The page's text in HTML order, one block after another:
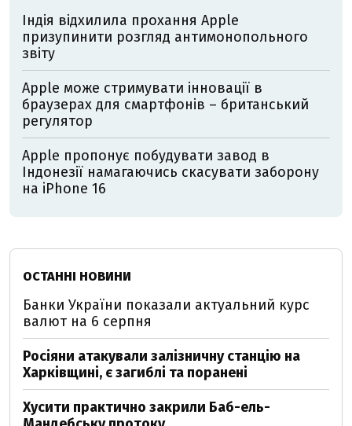
Індія відхилила прохання Apple
призупинити розгляд антимонопольного
звіту
Apple може стримувати інновації в
браузерах для смартфонів – британський
регулятор
Apple пропонує побудувати завод в
Індонезії намагаючись скасувати заборону
на iPhone 16
ОСТАННІ НОВИНИ
Банки України показали актуальний курс
валют на 6 серпня
Росіяни атакували залізничну станцію на
Харківщині, є загиблі та поранені
Хусити практично закрили Баб-ель-